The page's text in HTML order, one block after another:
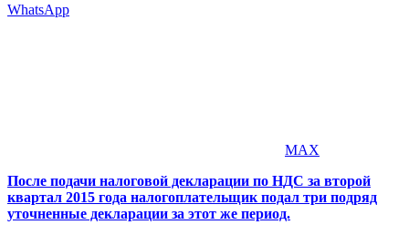
WhatsApp
MAX
После подачи налоговой декларации по НДС за второй
квартал 2015 года налогоплательщик подал три подряд
уточненные декларации за этот же период.